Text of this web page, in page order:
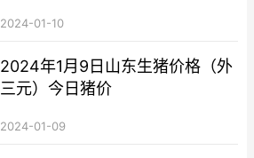
2024-01-10
2024年1月9日山东生猪价格（外
三元）今日猪价
2024-01-09